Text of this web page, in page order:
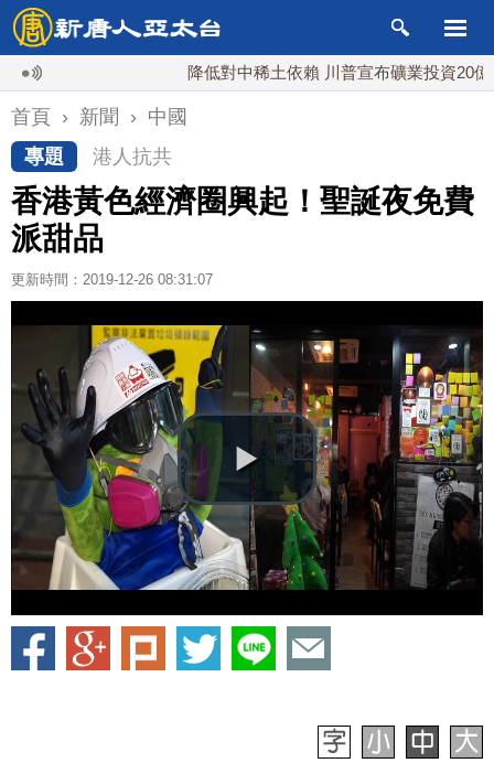
降低對中稀土依賴 川普宣布礦業投資20億美元
首頁 › 新聞 › 中國
專題
港人抗共
香港黃色經濟圈興起！聖誕夜免費
派甜品
更新時間：2019-12-26 08:31:07